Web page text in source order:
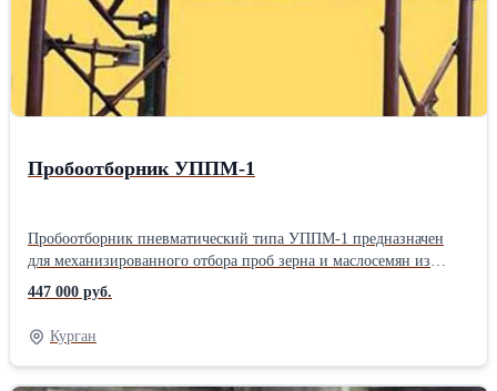
Пробоотборник УППМ-1
Пробоотборник пневматический типа УППМ-1 предназначен
для механизированного отбора проб зерна и маслосемян из
кузовов автомобильного транспорта по всей высоте насыпи,
включая придонный слой, с целью получения представительных
проб, характеризующих качество продуктов, поступающих на
предприятия по переработке зерна и маслосемян.Производитель:
Собственное производство
447 000 руб.
Курган